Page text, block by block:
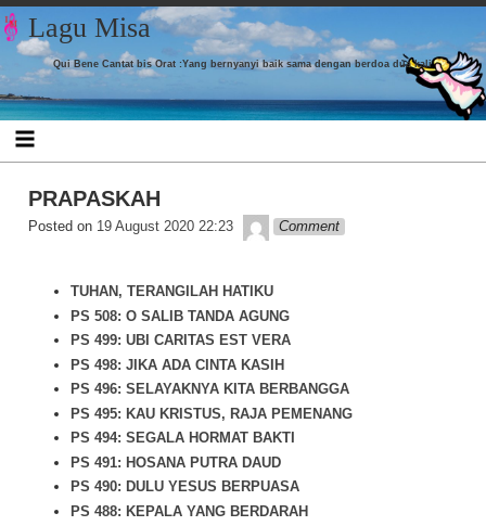
Skip to content
Lagu Misa
Qui Bene Cantat bis Orat :Yang bernyanyi baik sama dengan berdoa dua kali
PRAPASKAH
Posted on 19 August 2020 22:23 admin
Comment
TUHAN, TERANGILAH HATIKU
PS 508: O SALIB TANDA AGUNG
PS 499: UBI CARITAS EST VERA
PS 498: JIKA ADA CINTA KASIH
PS 496: SELAYAKNYA KITA BERBANGGA
PS 495: KAU KRISTUS, RAJA PEMENANG
PS 494: SEGALA HORMAT BAKTI
PS 491: HOSANA PUTRA DAUD
PS 490: DULU YESUS BERPUASA
PS 488: KEPALA YANG BERDARAH